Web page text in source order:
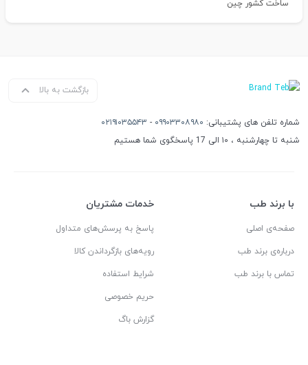
ساخت کشور چین
بازگشت به بالا
شماره تلفن های پشتیبانی: ۰۹۹۰۳۳۰۸۹۸۰ - ۰۲۱۹۱۰۳۵۵۴۳
شنبه تا چهارشنبه ، ۱۰ الی 17 پاسخگوی شما هستیم
با برند طب
صفحه‌ی اصلی
درباره‌ی برند طب
تماس با برند طب
خدمات مشتریان
پاسخ به پرسش‌های متداول
رویه‌های بازگرداندن کالا
شرایط استفاده
حریم خصوصی
گزارش باگ